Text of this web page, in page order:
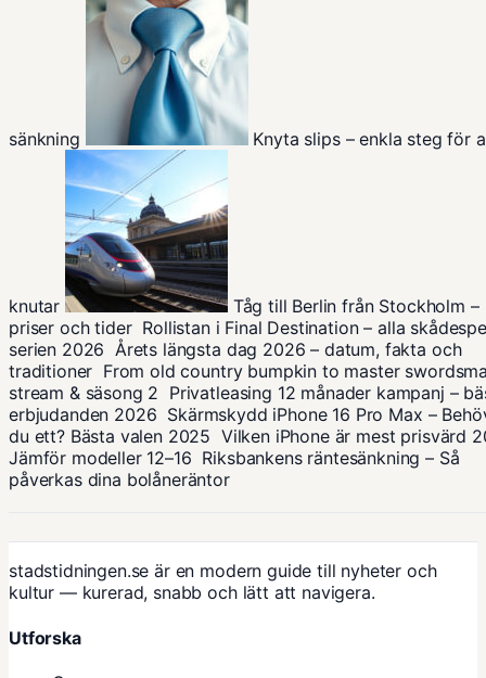
sänkning Knyta slips – enkla steg för
knutar
Tåg till Berlin från Stockholm –
priser och tider Rollistan i Final Destination – alla
serien 2026 Årets längsta dag 2026 – datum, fakta och
traditioner From old country bumpkin to master
stream & säsong 2 Privatleasing 12 månader kampanj –
erbjudanden 2026 Skärmskydd iPhone 16 Pro Max –
du ett? Bästa valen 2025 Vilken iPhone är mest prisvärd
Jämför modeller 12–16 Riksbankens räntesänkning – Så
påverkas dina bolåneräntor
stadstidningen.se är en modern guide till nyheter och
kultur — kurerad, snabb och lätt att navigera.
Utforska